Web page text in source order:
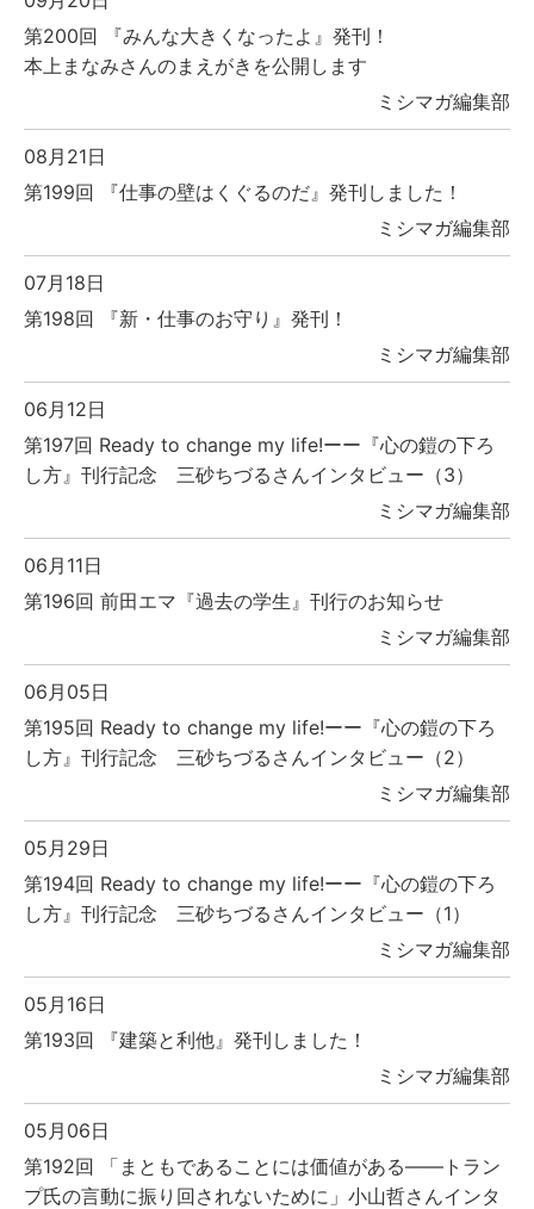
第200回 『みんな大きくなったよ』発刊！
本上まなみさんのまえがきを公開します
ミシマガ編集部
08月21日
第199回 『仕事の壁はくぐるのだ』発刊しました！
ミシマガ編集部
07月18日
第198回 『新・仕事のお守り』発刊！
ミシマガ編集部
06月12日
第197回 Ready to change my life!ーー『心の鎧の下ろ
し方』刊行記念 三砂ちづるさんインタビュー（3）
ミシマガ編集部
06月11日
第196回 前田エマ『過去の学生』刊行のお知らせ
ミシマガ編集部
06月05日
第195回 Ready to change my life!ーー『心の鎧の下ろ
し方』刊行記念 三砂ちづるさんインタビュー（2）
ミシマガ編集部
05月29日
第194回 Ready to change my life!ーー『心の鎧の下ろ
し方』刊行記念 三砂ちづるさんインタビュー（1）
ミシマガ編集部
05月16日
第193回 『建築と利他』発刊しました！
ミシマガ編集部
05月06日
第192回 「まともであることには価値がある――トラン
プ氏の言動に振り回されないために」小山哲さんインタ